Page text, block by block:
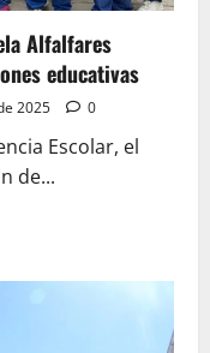
Alfalfares
educativas
2025 0
Escolar, el
de...